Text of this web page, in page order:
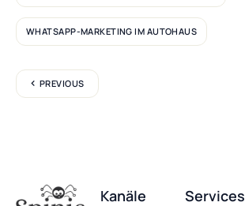
WHATSAPP-MARKETING IM AUTOHAUS
PREVIOUS
Kanäle Services